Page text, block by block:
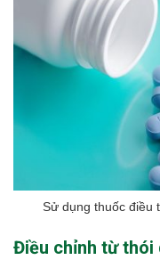
Sử dụng thuốc điều
Điều chỉnh từ thói